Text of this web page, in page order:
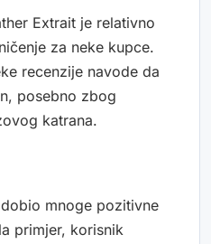
Extrait je relativno
za neke kupce.
recenzije navode da
posebno zbog
katrana.
mnoge pozitivne
primjer, korisnik